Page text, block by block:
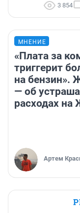
3 854
МНЕНИЕ
«Плата за
триггерит
на бензин».
— об
расходах
Артем